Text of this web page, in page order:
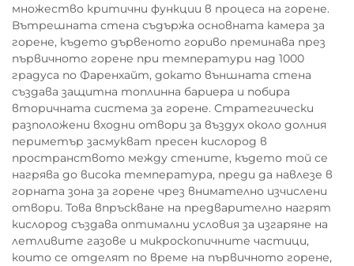
множество критични функции в процеса на горене.
Вътрешната стена съдържа основната камера за
горене, където дървеното гориво преминава през
първичното горене при температури над 1000
градуса по Фаренхайт, докато външната стена
създава защитна топлинна бариера и побира
вторичната система за горене. Стратегически
разположени входни отвори за въздух около долния
периметър засмукват пресен кислород в
пространството между стените, където той се
нагрява до висока температура, преди да навлезе в
горната зона за горене чрез внимателно изчислени
отвори. Това впръскване на предварително нагрят
кислород създава оптимални условия за изгаряне на
летливите газове и микроскопичните частици,
които се отделят по време на първичното горене,